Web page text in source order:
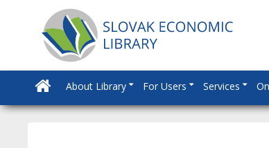
About Library For Users Services